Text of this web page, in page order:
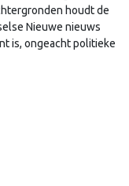
houdt de
Nieuwe nieuws
is, ongeacht politieke